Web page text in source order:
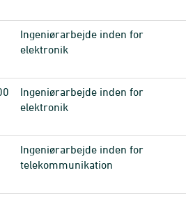
Ingeniørarbejde inden for
elektronik
Ingeniørarbejde inden for
elektronik
Ingeniørarbejde inden for
telekommunikation